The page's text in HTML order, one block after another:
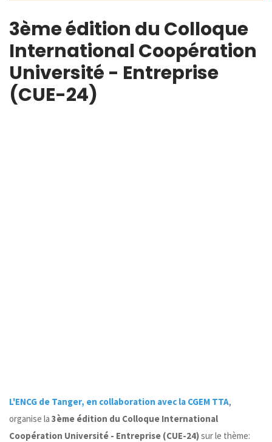
3ème édition du Colloque
International Coopération
Université - Entreprise
(CUE-24)
L'ENCG de Tanger, en collaboration avec la CGEM TTA,
organise la 3ème édition du Colloque International
Coopération Université - Entreprise (CUE-24)sur le thème: